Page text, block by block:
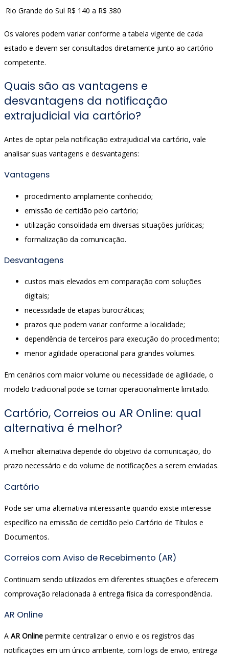
Rio Grande do Sul R$ 140 a R$ 380
Os valores podem variar conforme a tabela vigente de cada
estado e devem ser consultados diretamente junto ao cartório
competente.
Quais são as vantagens e
desvantagens da notificação
extrajudicial via cartório?
Antes de optar pela notificação extrajudicial via cartório, vale
analisar suas vantagens e desvantagens:
Vantagens
procedimento amplamente conhecido;
emissão de certidão pelo cartório;
utilização consolidada em diversas situações jurídicas;
formalização da comunicação.
Desvantagens
custos mais elevados em comparação com soluções
digitais;
necessidade de etapas burocráticas;
prazos que podem variar conforme a localidade;
dependência de terceiros para execução do procedimento;
menor agilidade operacional para grandes volumes.
Em cenários com maior volume ou necessidade de agilidade, o
modelo tradicional pode se tornar operacionalmente limitado.
Cartório, Correios ou AR Online: qual
alternativa é melhor?
A melhor alternativa depende do objetivo da comunicação, do
prazo necessário e do volume de notificações a serem enviadas.
Cartório
Pode ser uma alternativa interessante quando existe interesse
específico na emissão de certidão pelo Cartório de Títulos e
Documentos.
Correios com Aviso de Recebimento (AR)
Continuam sendo utilizados em diferentes situações e oferecem
comprovação relacionada à entrega física da correspondência.
AR Online
A AR Online permite centralizar o envio e os registros das
notificações em um único ambiente, com logs de envio, entrega